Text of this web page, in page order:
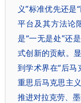
义”标准优先还是
平台及其方法论
是“一无是处”还
式创新的贡献。
到学术界在“后马
重思后马克思主
推进对拉克劳、